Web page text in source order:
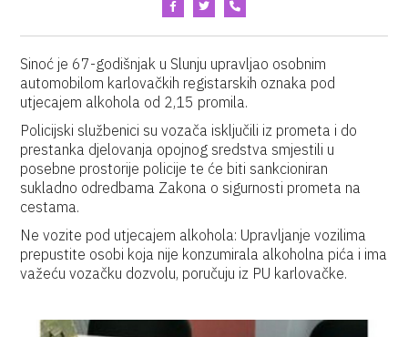
Sinoć je 67-godišnjak u Slunju upravljao osobnim
automobilom karlovačkih registarskih oznaka pod
utjecajem alkohola od 2,15 promila.
Policijski službenici su vozača isključili iz prometa i do
prestanka djelovanja opojnog sredstva smjestili u
posebne prostorije policije te će biti sankcioniran
sukladno odredbama Zakona o sigurnosti prometa na
cestama.
Ne vozite pod utjecajem alkohola: Upravljanje vozilima
prepustite osobi koja nije konzumirala alkoholna pića i ima
važeću vozačku dozvolu, poručuju iz PU karlovačke.